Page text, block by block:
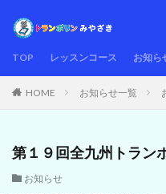
TOP レッスンコース お知ら
HOME お知らせ一覧
第１９回全九州トラン
お知らせ